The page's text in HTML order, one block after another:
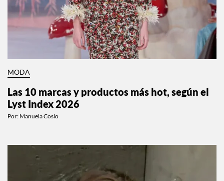
MODA
Las 10 marcas y productos más hot, según el
Lyst Index 2026
Por: Manuela Cosío